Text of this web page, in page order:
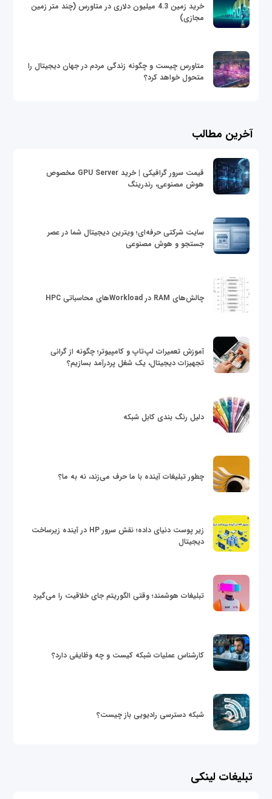
خرید زمین 4.3 میلیون دلاری در متاورس (چند متر زمین
مجازی)
متاورس چیست و چگونه زندگی مردم در جهان دیجیتال را
متحول خواهد کرد؟
آخرین مطالب
قیمت سرور گرافیکی | خرید GPU Server مخصوص
هوش مصنوعی، رندرینگ
سایت شرکتی حرفه‌ای؛ ویترین دیجیتال شما در عصر
جستجو و هوش مصنوعی
چالش‌های RAM در Workloadهای محاسباتی HPC
آموزش تعمیرات لپ‌تاپ و کامپیوتر؛ چگونه از گرانی
تجهیزات دیجیتال، یک شغل پردرآمد بسازیم؟
دلیل رنگ بندی کابل شبکه
چطور تبلیغات آینده با ما حرف می‌زند، نه به ما؟
زیر پوست دنیای داده؛ نقش سرور HP در آینده زیرساخت
دیجیتال
تبلیغات هوشمند؛ وقتی الگوریتم جای خلاقیت را می‌گیرد
کارشناس عملیات شبکه کیست و چه وظایفی دارد؟
شبکه دسترسی رادیویی باز چیست؟
تبلیغات لینکی